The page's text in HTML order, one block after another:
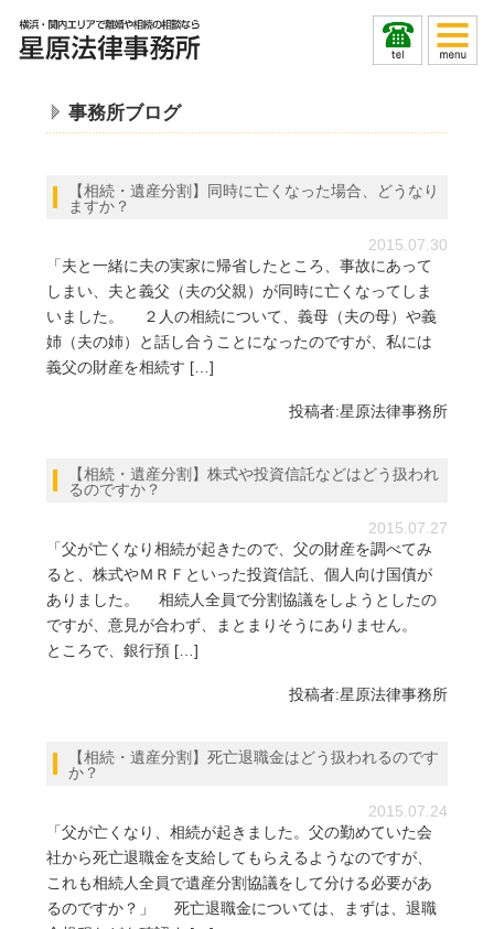
事務所ブログ
【相続・遺産分割】同時に亡くなった場合、どうなり
ますか？
2015.07.30
「夫と一緒に夫の実家に帰省したところ、事故にあって
しまい、夫と義父（夫の父親）が同時に亡くなってしま
いました。 ２人の相続について、義母（夫の母）や義
姉（夫の姉）と話し合うことになったのですが、私には
義父の財産を相続す […]
投稿者:星原法律事務所
【相続・遺産分割】株式や投資信託などはどう扱われ
るのですか？
2015.07.27
「父が亡くなり相続が起きたので、父の財産を調べてみ
ると、株式やＭＲＦといった投資信託、個人向け国債が
ありました。 相続人全員で分割協議をしようとしたの
ですが、意見が合わず、まとまりそうにありません。
ところで、銀行預 […]
投稿者:星原法律事務所
【相続・遺産分割】死亡退職金はどう扱われるのです
か？
2015.07.24
「父が亡くなり、相続が起きました。父の勤めていた会
社から死亡退職金を支給してもらえるようなのですが、
これも相続人全員で遺産分割協議をして分ける必要があ
るのですか？」 死亡退職金については、まずは、退職